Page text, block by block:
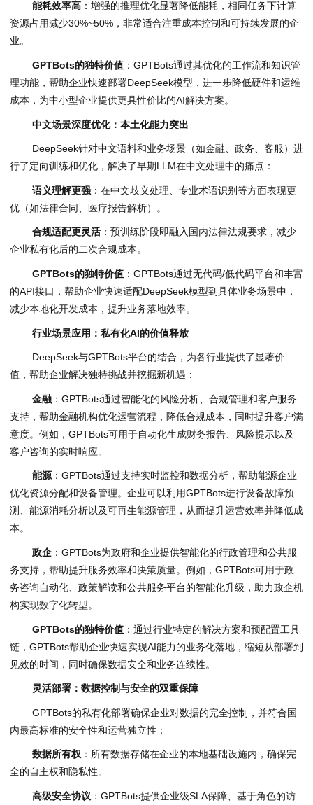
能耗效率高 ：增强的推理优化显著降低能耗，相同任务下计算
资源占用减少30%~50%，非常适合注重成本控制和可持续发展的企
业。
GPTBots的独特价值 ：GPTBots通过其优化的工作流和知识管
理功能，帮助企业快速部署DeepSeek模型，进一步降低硬件和运维
成本，为中小型企业提供更具性价比的AI解决方案。
中文场景深度优化：本土化能力突出
DeepSeek针对中文语料和业务场景（如金融、政务、客服）进
行了定向训练和优化，解决了早期LLM在中文处理中的痛点：
语义理解更强 ：在中文歧义处理、专业术语识别等方面表现更
优（如法律合同、医疗报告解析）。
合规适配更灵活 ：预训练阶段即融入国内法律法规要求，减少
企业私有化后的二次合规成本。
GPTBots的独特价值 ：GPTBots通过无代码/低代码平台和丰富
的API接口，帮助企业快速适配DeepSeek模型到具体业务场景中，
减少本地化开发成本，提升业务落地效率。
行业场景应用：私有化AI的价值释放
DeepSeek与GPTBots平台的结合，为各行业提供了显著价
值，帮助企业解决独特挑战并挖掘新机遇：
金融 ：GPTBots通过智能化的风险分析、合规管理和客户服务
支持，帮助金融机构优化运营流程，降低合规成本，同时提升客户满
意度。例如，GPTBots可用于自动化生成财务报告、风险提示以及
客户咨询的实时响应。
能源：GPTBots通过支持实时监控和数据分析，帮助能源企业
优化资源分配和设备管理。企业可以利用GPTBots进行设备故障预
测、能源消耗分析以及可再生能源管理，从而提升运营效率并降低成
本。
政企 ：GPTBots为政府和企业提供智能化的行政管理和公共服
务支持，帮助提升服务效率和决策质量。例如，GPTBots可用于政
务咨询自动化、政策解读和公共服务平台的智能化升级，助力政企机
构实现数字化转型。
GPTBots的独特价值 ：通过行业特定的解决方案和预配置工具
链，GPTBots帮助企业快速实现AI能力的业务化落地，缩短从部署到
见效的时间，同时确保数据安全和业务连续性。
灵活部署：数据控制与安全的双重保障
GPTBots的私有化部署确保企业对数据的完全控制，并符合国
内最高标准的安全性和运营独立性：
数据所有权 ：所有数据存储在企业的本地基础设施内，确保完
全的自主权和隐私性。
高级安全协议 ：GPTBots提供企业级SLA保障、基于角色的访